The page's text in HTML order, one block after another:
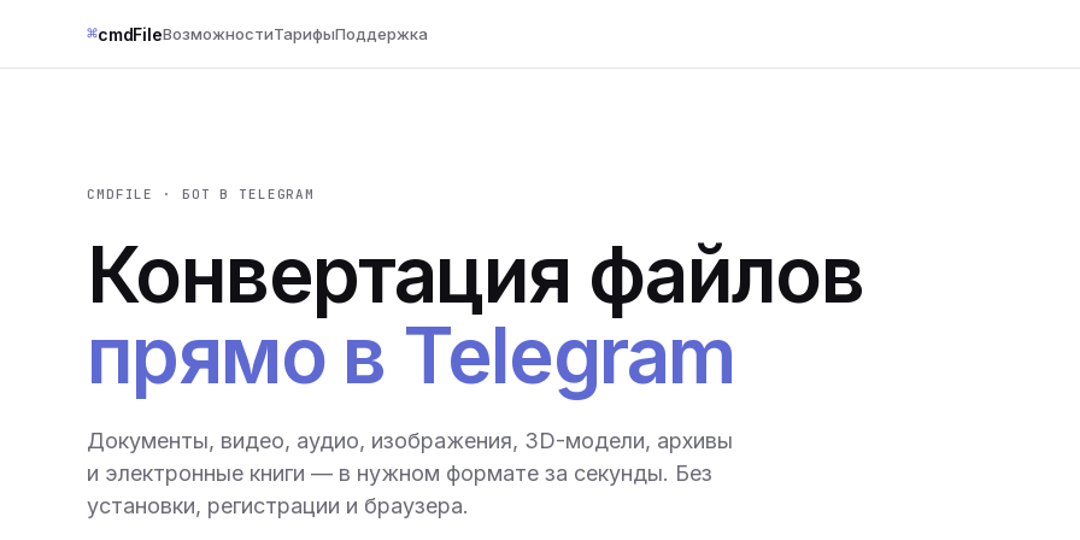
⌘cmdFileВозможностиТарифыПоддержка
CMDFILE · БОТ В TELEGRAM
Конвертация файлов
прямо в Telegram
Документы, видео, аудио, изображения, 3D-модели, архивы
и электронные книги — в нужном формате за секунды. Без
установки, регистрации и браузера.